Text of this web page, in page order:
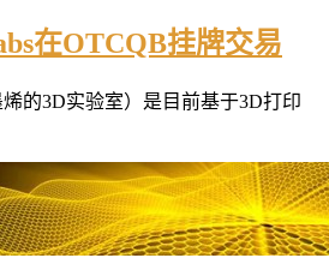
在OTCQB挂牌交易
烯的3D实验室）是目前基于3D打印